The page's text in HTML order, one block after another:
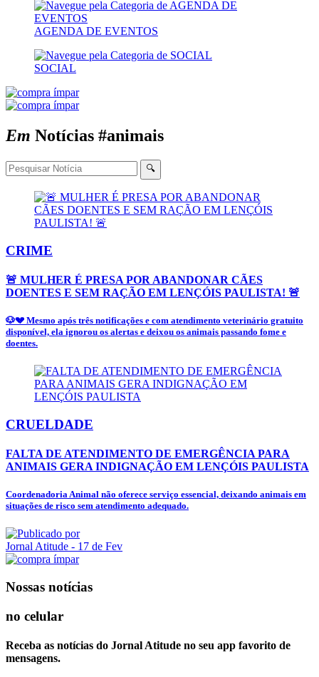
AGENDA DE EVENTOS
SOCIAL
Em Notícias #animais
🔍
CRIME
🚨 MULHER É PRESA POR ABANDONAR CÃES
DOENTES E SEM RAÇÃO EM LENÇÓIS PAULISTA! 🚨
🐶💔 Mesmo após três notificações e com atendimento veterinário gratuito
disponível, ela ignorou os alertas e deixou os animais passando fome e
doentes.
CRUELDADE
FALTA DE ATENDIMENTO DE EMERGÊNCIA PARA
ANIMAIS GERA INDIGNAÇÃO EM LENÇÓIS PAULISTA
Coordenadoria Animal não oferece serviço essencial, deixando animais em
situações de risco sem atendimento adequado.
Jornal Atitude - 17 de Fev
Nossas notícias
no celular
Receba as notícias do Jornal Atitude no seu app favorito de
mensagens.